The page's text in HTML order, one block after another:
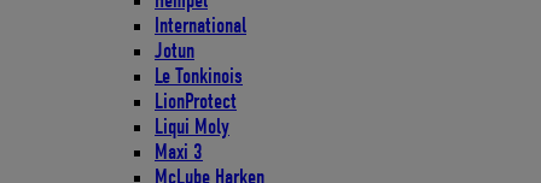
International
Jotun
Le Tonkinois
LionProtect
Liqui Moly
Maxi 3
McLube Harken